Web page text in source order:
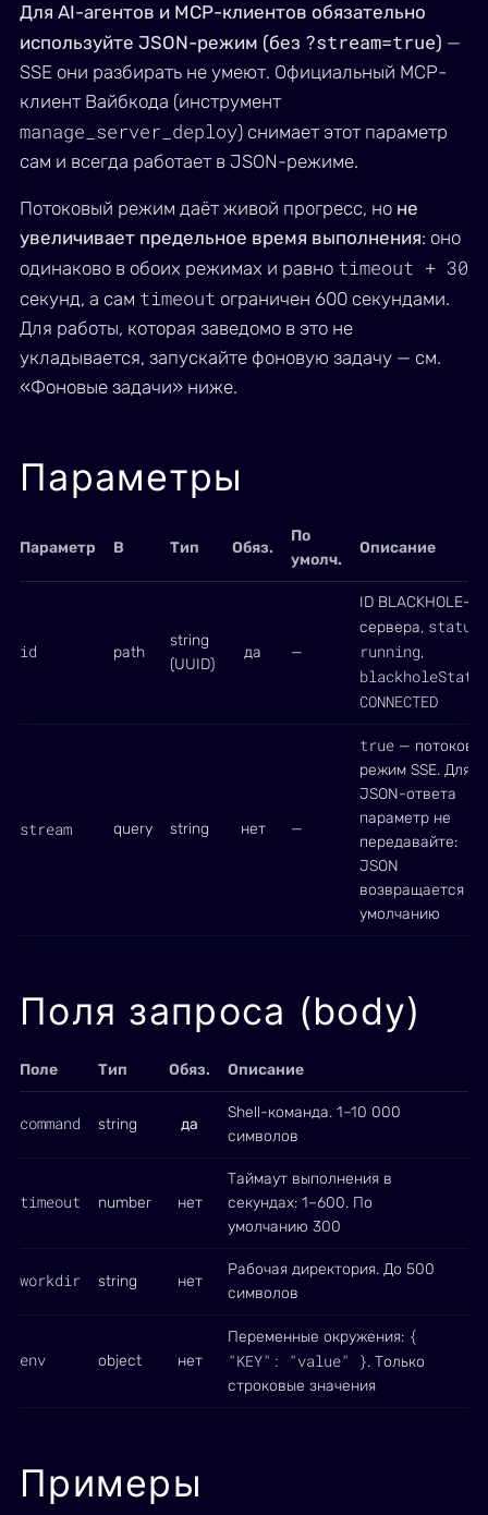
Для AI-агентов и MCP-клиентов обязательно
используйте JSON-режим (без ?stream=true) —
SSE они разбирать не умеют. Официальный MCP-
клиент Вайбкода (инструмент
manage_server_deploy) снимает этот параметр
сам и всегда работает в JSON-режиме.
Потоковый режим даёт живой прогресс, но не
увеличивает предельное время выполнения: оно
одинаково в обоих режимах и равно timeout + 30
секунд, а сам timeout ограничен 600 секундами.
Для работы, которая заведомо в это не
укладывается, запускайте фоновую задачу — см.
«Фоновые задачи» ниже.
Параметры
Параметр В Тип Обяз.
По
умолч.
Описание
id path
string
(UUID)
да —
ID BLACKHOLE-
сервера, status:
running,
CONNECTED
stream query string нет —
true —
режим SSE. Для
JSON-ответа
параметр не
передавайте:
JSON
возвращается по
умолчанию
Поля запроса (body)
Поле Тип Обяз. Описание
command string да
Shell-команда. 1–10 000
символов
timeout number нет
Таймаут выполнения в
секундах: 1–600. По
умолчанию 300
workdir string нет
Рабочая директория. До 500
символов
env object нет
Переменные окружения: {
"KEY": "value" }. Только
строковые значения
Примеры